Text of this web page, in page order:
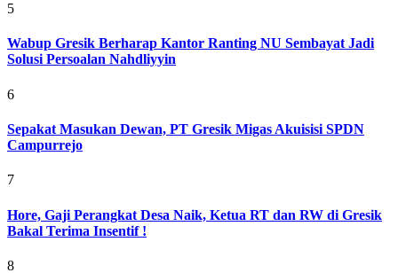
5
Wabup Gresik Berharap Kantor Ranting NU Sembayat Jadi
Solusi Persoalan Nahdliyyin
6
Sepakat Masukan Dewan, PT Gresik Migas Akuisisi SPDN
Campurrejo
7
Hore, Gaji Perangkat Desa Naik, Ketua RT dan RW di Gresik
Bakal Terima Insentif !
8